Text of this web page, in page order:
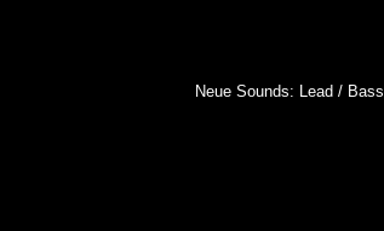
Neue Sounds: Lead / Bass